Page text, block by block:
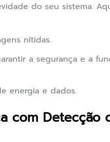
do seu sistema.
nítidas.
a segurança e a
energia e dados.
com Detecção